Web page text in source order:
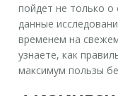
пойдет не только
данные
временем на
узнаете, как
максимум пользы